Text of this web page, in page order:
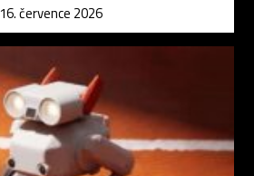
16. července 2026